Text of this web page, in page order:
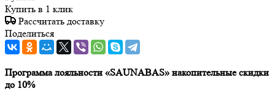
Купить в 1 клик
Рассчитать доставку
Поделиться
Программа лояльности «SAUNABAS» накопительные скидки
до 10%